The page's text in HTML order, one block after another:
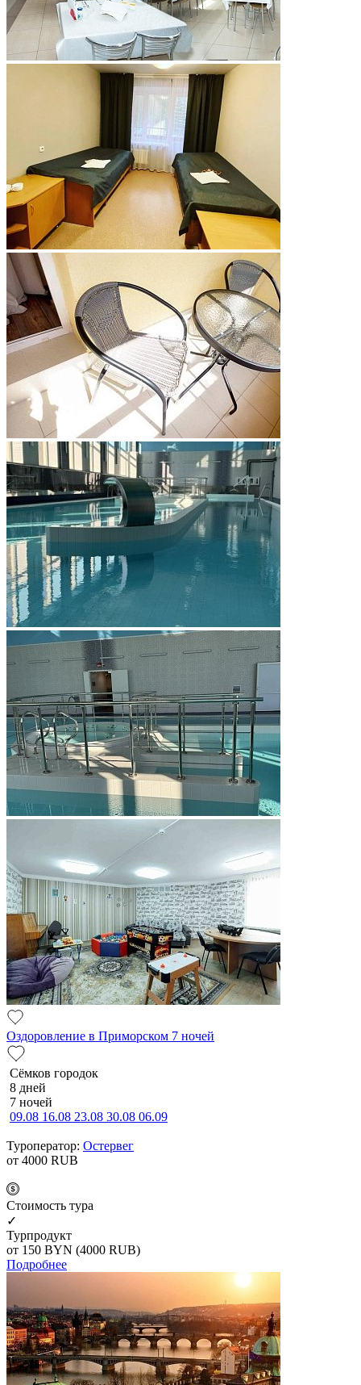
Оздоровление в Приморском 7 ночей
Сёмков городок
8 дней
7 ночей
09.08 16.08 23.08 30.08 06.09
Туроператор: Остервег
от 4000 RUB
Cтоимость тура
✓
Турпродукт
от 150 BYN (4000 RUB)
Подробнее